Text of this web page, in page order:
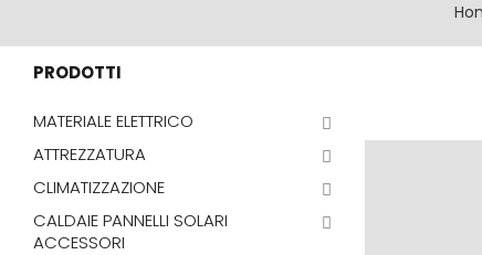
PRODOTTI
MATERIALE ELETTRICO
ATTREZZATURA
CLIMATIZZAZIONE
CALDAIE PANNELLI SOLARI
ACCESSORI